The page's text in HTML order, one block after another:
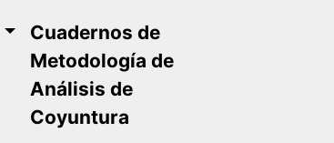
Cuadernos de
Metodología de
Análisis de
Coyuntura